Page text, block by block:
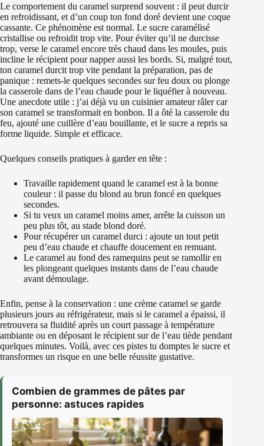
Le comportement du caramel surprend souvent : il peut durcir
en refroidissant, et d’un coup ton fond doré devient une coque
cassante. Ce phénomène est normal. Le sucre caramélisé
cristallise ou refroidit trop vite. Pour éviter qu’il ne durcisse
trop, verse le caramel encore très chaud dans les moules, puis
incline le récipient pour napper aussi les bords. Si, malgré tout,
ton caramel durcit trop vite pendant la préparation, pas de
panique : remets-le quelques secondes sur feu doux ou plonge
la casserole dans de l’eau chaude pour le liquéfier à nouveau.
Une anecdote utile : j’ai déjà vu un cuisinier amateur râler car
son caramel se transformait en bonbon. Il a ôté la casserole du
feu, ajouté une cuillère d’eau bouillante, et le sucre a repris sa
forme liquide. Simple et efficace.
Quelques conseils pratiques à garder en tête :
Travaille rapidement quand le caramel est à la bonne
couleur : il passe du blond au brun foncé en quelques
secondes.
Si tu veux un caramel moins amer, arrête la cuisson un
peu plus tôt, au stade blond doré.
Pour récupérer un caramel durci : ajoute un tout petit
peu d’eau chaude et chauffe doucement en remuant.
Le caramel au fond des ramequins peut se ramollir en
les plongeant quelques instants dans de l’eau chaude
avant démoulage.
Enfin, pense à la conservation : une crème caramel se garde
plusieurs jours au réfrigérateur, mais si le caramel a épaissi, il
retrouvera sa fluidité après un court passage à température
ambiante ou en déposant le récipient sur de l’eau tiède pendant
quelques minutes. Voilà, avec ces pistes tu domptes le sucre et
transformes un risque en une belle réussite gustative.
Combien de grammes de pâtes par
personne: astuces rapides